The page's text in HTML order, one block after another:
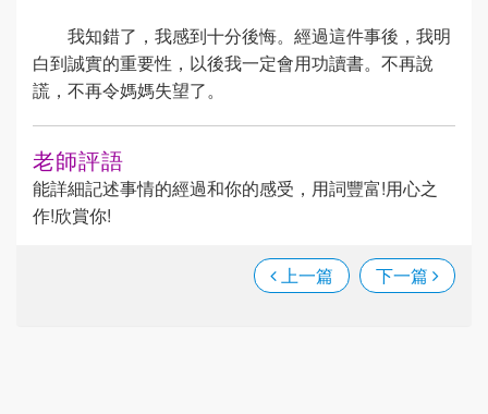
我知錯了，我感到十分後悔。經過這件事後，我明
白到誠實的重要性，以後我一定會用功讀書。不再說
謊，不再令媽媽失望了。
老師評語
能詳細記述事情的經過和你的感受，用詞豐富!用心之
作!欣賞你!
上一篇 下一篇